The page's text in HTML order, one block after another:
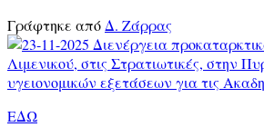
Γράφτηκε από Δ. Ζάρρας
ΕΔΩ